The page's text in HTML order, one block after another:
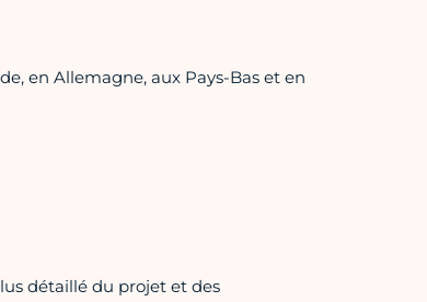
en Allemagne, aux Pays-Bas et en
détaillé du projet et des